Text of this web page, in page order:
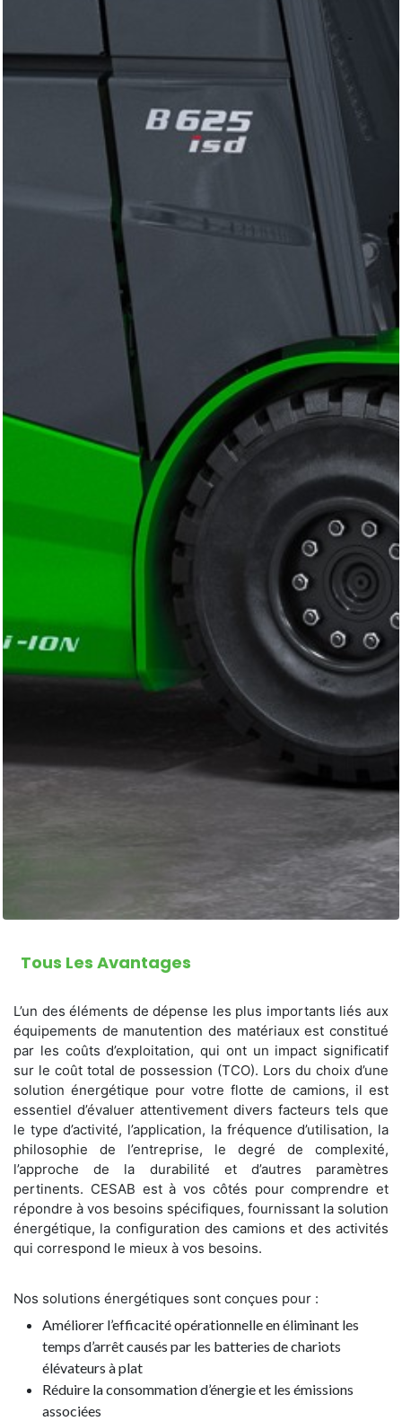
Tous Les Avantages
L’un des éléments de dépense les plus importants liés aux
équipements de manutention des matériaux est constitué
par les coûts d’exploitation, qui ont un impact significatif
sur le coût total de possession (TCO). Lors du choix d’une
solution énergétique pour votre flotte de camions, il est
essentiel d’évaluer attentivement divers facteurs tels que
le type d’activité, l’application, la fréquence d’utilisation, la
philosophie de l’entreprise, le degré de complexité,
l’approche de la durabilité et d’autres paramètres
pertinents. CESAB est à vos côtés pour comprendre et
répondre à vos besoins spécifiques, fournissant la solution
énergétique, la configuration des camions et des activités
qui correspond le mieux à vos besoins.
Nos solutions énergétiques sont conçues pour :
Améliorer l’efficacité opérationnelle en éliminant les
temps d’arrêt causés par les batteries de chariots
élévateurs à plat
Réduire la consommation d’énergie et les émissions
associées